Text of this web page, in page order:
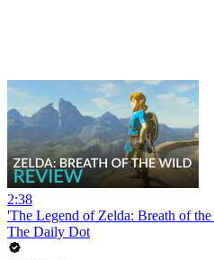
2:38
'The Legend of Zelda: Breath of
The Daily Dot